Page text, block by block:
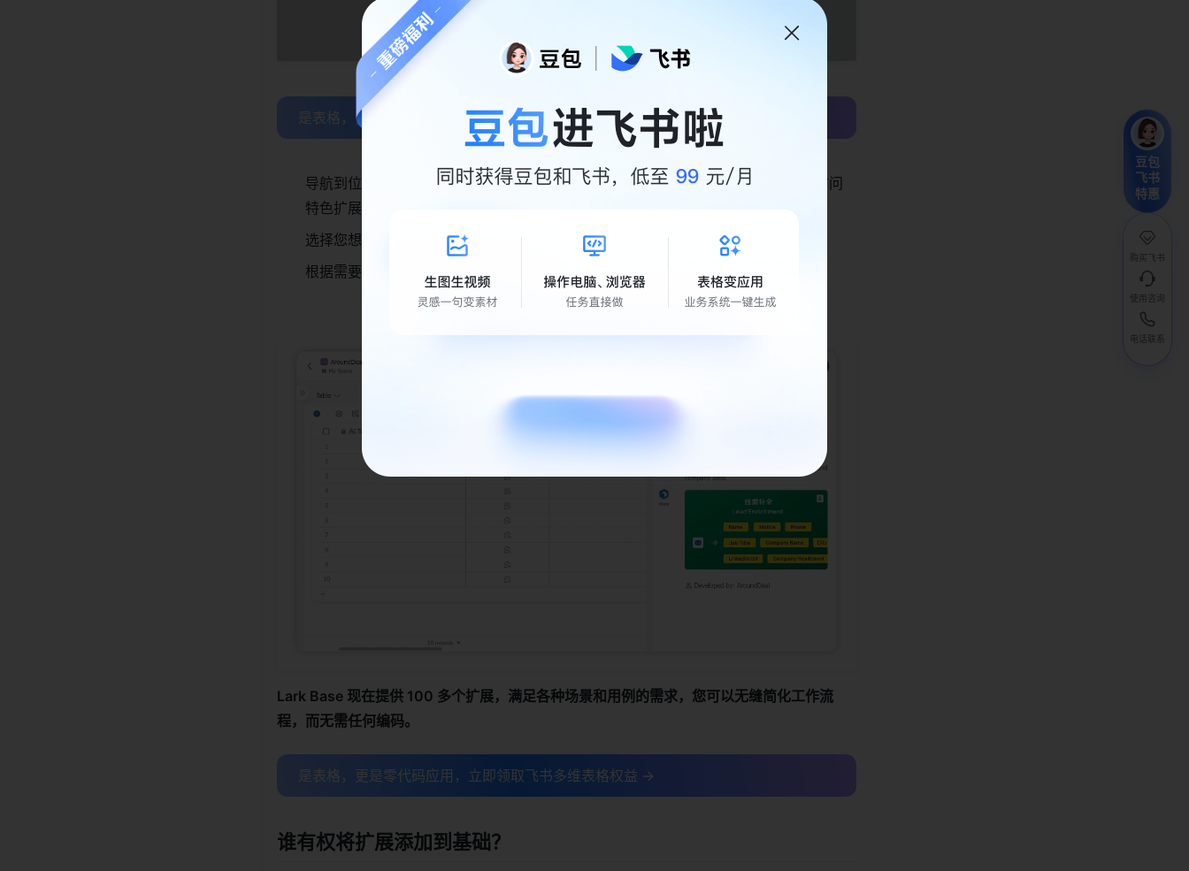
是表格，更是零代码应用，立即领取飞书多维表格权益 →
导航到位于底座右侧的更多选项。或者，您可以通过单击右侧导航栏中的图标直接访问
特色扩展。
选择您想要使用的扩展，然后单击使用。
根据需要自定义设置。
Lark Base 现在提供 100 多个扩展，满足各种场景和用例的需求，您可以无缝简化工作流
程，而无需任何编码。
是表格，更是零代码应用，立即领取飞书多维表格权益 →
谁有权将扩展添加到基础？
豆包
飞书
特惠
购买飞书
使用咨询
电话联系